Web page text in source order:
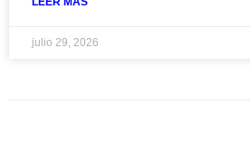
julio 29, 2026